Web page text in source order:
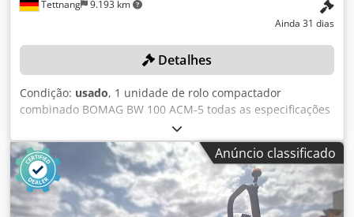
Tettnang 9.193 km
Ainda 31 dias
Detalhes
Condição: usado, 1 unidade de rolo compactador
combinado BOMAG BW 100 ACM-5 todas as especificações
técnicas do item em leilão podem ser encontradas em
"Documentos" como um ficheiro PDF para download! Cor:
conforme a imagem, de acordo com as fotografias e a
inspeção Dedpfx Anozqaycsfowa Estado: usado
Anúncio classificado